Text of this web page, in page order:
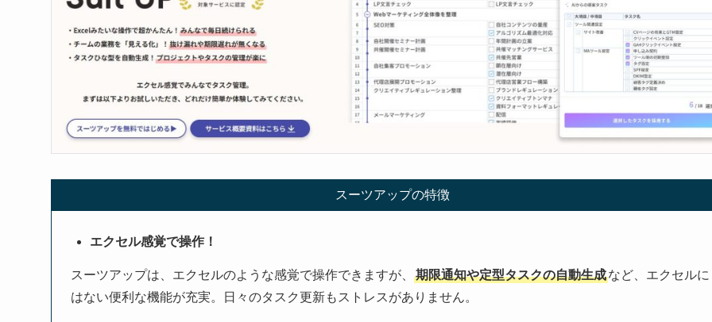
スーツアップの特徴
エクセル感覚で操作！
スーツアップは、エクセルのような感覚で操作できますが、 期限通知や定型タスクの自動生成など、エクセルに
はない便利な機能が充実。日々のタスク更新もストレスがありません。